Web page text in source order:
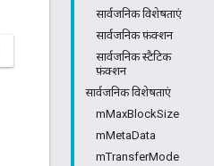
सार्वजनिक विशेषताएं
सार्वजनिक फ़ंक्शन
सार्वजनिक स्टैटिक
फ़ंक्शन
सार्वजनिक विशेषताएं
mMaxBlockSize
mMetaData
mTransferMode